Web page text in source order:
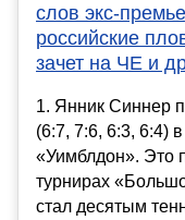
слов экс-
российские
зачет на ЧЕ и
1. Янник Синнер
(6:7, 7:6, 6:3, 6:4)
«Уимблдон». Это
турнирах
стал десятым